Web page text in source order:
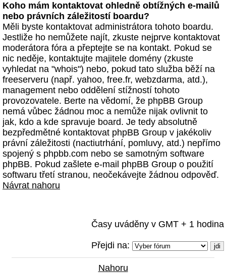
Koho mám kontaktovat ohledně obtížných e-mailů
nebo právních záležitostí boardu?
Měli byste kontaktovat administrátora tohoto boardu.
Jestliže ho nemůžete najít, zkuste nejprve kontaktovat
moderátora fóra a přeptejte se na kontakt. Pokud se
nic neděje, kontaktujte majitele domény (zkuste
vyhledat na "whois") nebo, pokud tato služba běží na
freeserveru (např. yahoo, free.fr, webzdarma, atd.),
management nebo oddělení stížností tohoto
provozovatele. Berte na vědomí, že phpBB Group
nemá vůbec žádnou moc a nemůže nijak ovlivnit to
jak, kdo a kde spravuje board. Je tedy absolutně
bezpředmětné kontaktovat phpBB Group v jakékoliv
právní záležitosti (nactiutrhání, pomluvy, atd.) nepřímo
spojený s phpbb.com nebo se samotným software
phpBB. Pokud zašlete e-mail phpBB Group o použití
softwaru třetí stranou, neočekávejte žádnou odpověď.
Návrat nahoru
Časy uváděny v GMT + 1 hodina
Přejdi na:
Nahoru